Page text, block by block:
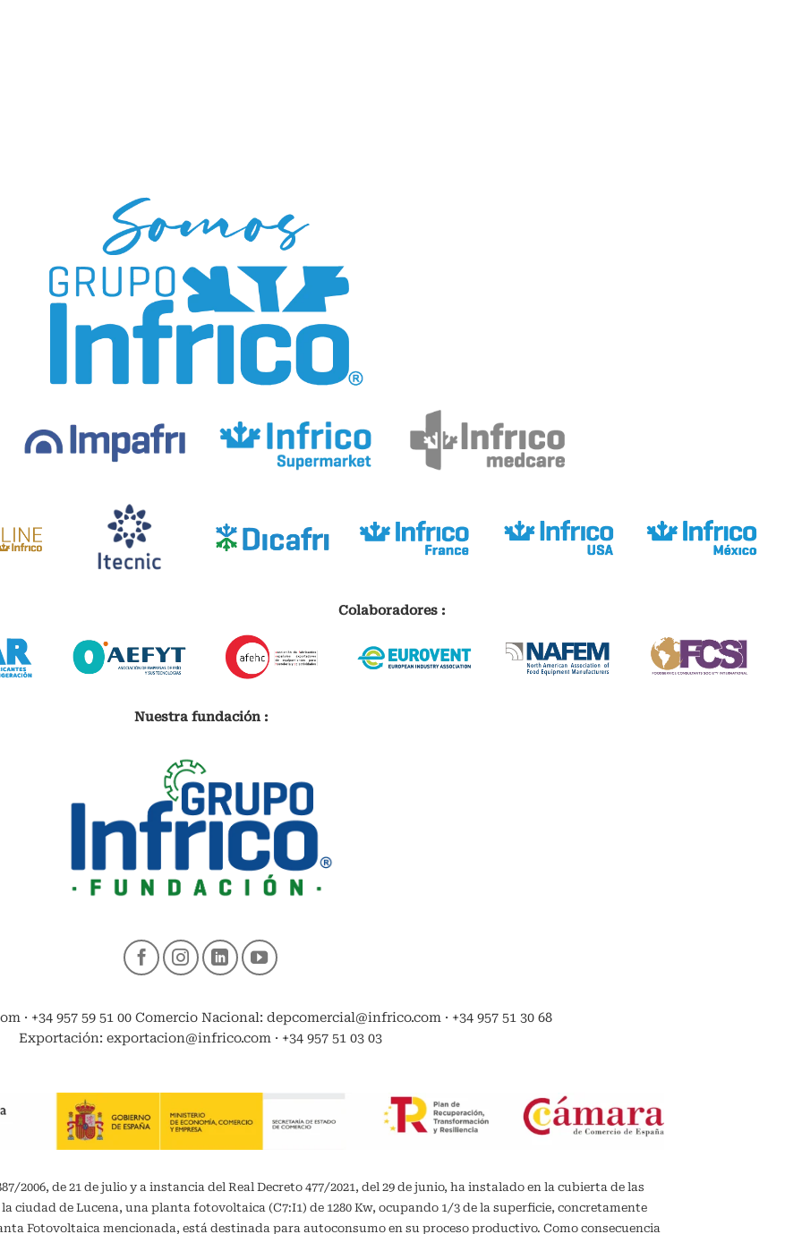
Colaboradores :
Nuestra fundación :
· +34 957 59 51 00 Comercio Nacional: depcomercial@infrico.com · +34 957 51 30 68
Exportación: exportacion@infrico.com · +34 957 51 03 03
2006, de 21 de julio y a instancia del Real Decreto 477/2021, del 29 de junio, ha instalado en la cubierta de las
ciudad de Lucena, una planta fotovoltaica (C7:I1) de 1280 Kw, ocupando 1/3 de la superficie, concretamente
Fotovoltaica mencionada, está destinada para autoconsumo en su proceso productivo. Como consecuencia